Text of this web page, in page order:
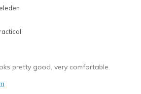
pretty good, very comfortable.